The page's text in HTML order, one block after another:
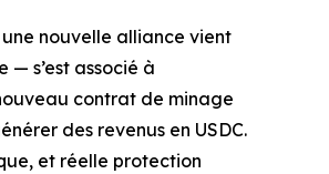
nouvelle alliance vient
s’est associé à
contrat de minage
des revenus en USDC.
et réelle protection